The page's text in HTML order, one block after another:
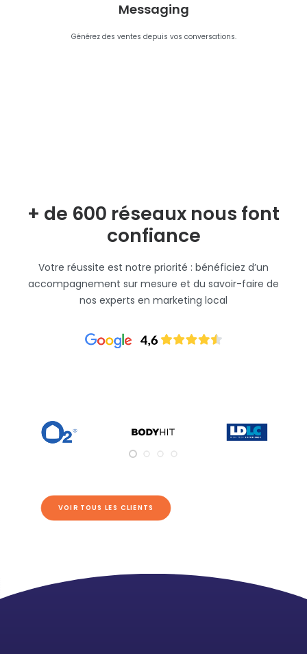
Messaging
Générez des ventes depuis vos conversations.
+ de 600 réseaux nous font
confiance
Votre réussite est notre priorité : bénéficiez d’un
accompagnement sur mesure et du savoir-faire de
nos experts en marketing local
VOIR TOUS LES CLIENTS